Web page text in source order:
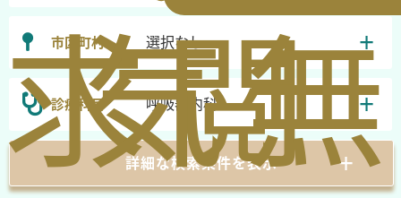
求気閲無
市区町村 選択なし
診療科目 呼吸器内科
詳細な検索条件を表示